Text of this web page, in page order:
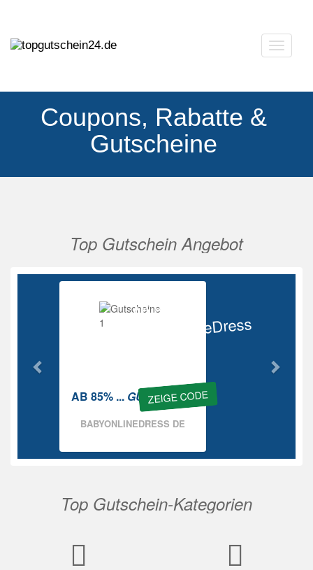
Coupons, Rabatte &
Gutscheine
Top Gutschein Angebot
Ab 85%
BabyOnlineDress
ZEIGE CODE
AB 85% ... GUTSCHEIN
BABYONLINEDRESS DE
Vorherige
Top Gutschein-Kategorien